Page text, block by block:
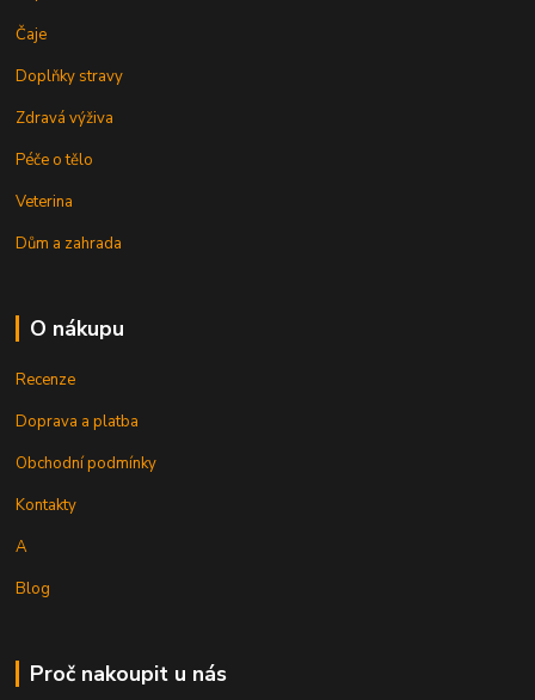
Čaje
Doplňky stravy
Zdravá výživa
Péče o tělo
Veterina
Dům a zahrada
O nákupu
Recenze
Doprava a platba
Obchodní podmínky
Kontakty
A
Blog
Proč nakoupit u nás